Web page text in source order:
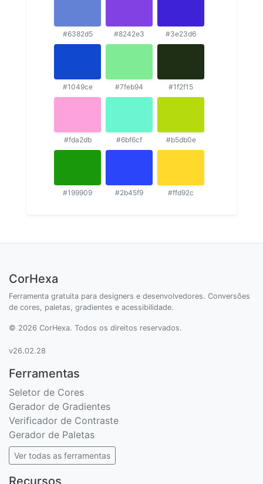
#6382d5 #8242e3 #3e23d6
#1049ce #7feb94 #1f2f15
#fda2db #6bf6cf #b5db0e
#199909 #2b45f9 #ffd92c
CorHexa
Ferramenta gratuita para designers e desenvolvedores. Conversões
de cores, paletas, gradientes e acessibilidade.
© 2026 CorHexa. Todos os direitos reservados.
v26.02.28
Ferramentas
Seletor de Cores
Gerador de Gradientes
Verificador de Contraste
Gerador de Paletas
Ver todas as ferramentas
Recursos